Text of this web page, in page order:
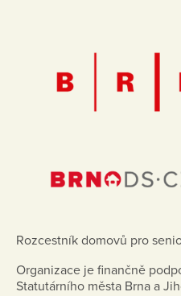
Rozcestník domovů pro
Organizace je finančně
Statutárního města Brna a